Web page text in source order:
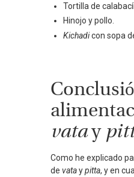
Tortilla de
Hinojo y pollo.
Kichadicon sopa
vatay
Como he explicado
de vataypitta, y en